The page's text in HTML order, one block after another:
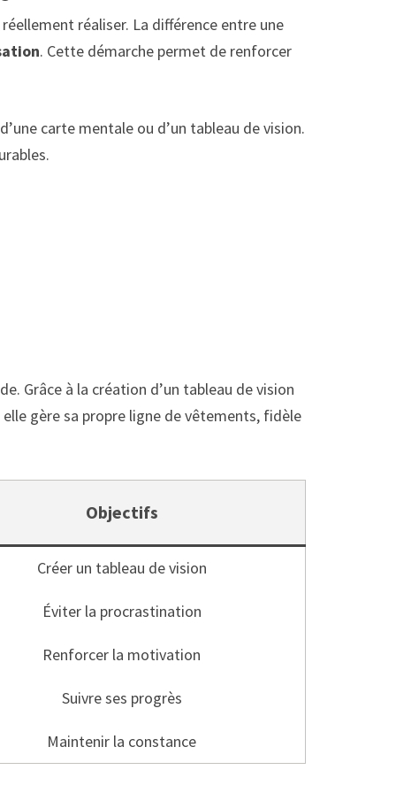
réaliser. La différence entre une
. Cette démarche permet de renforcer
carte mentale ou d’un tableau de vision.
Grâce à la création d’un tableau de vision
gère sa propre ligne de vêtements, fidèle
Objectifs
Créer un tableau de vision
Éviter la procrastination
Renforcer la motivation
Suivre ses progrès
Maintenir la constance